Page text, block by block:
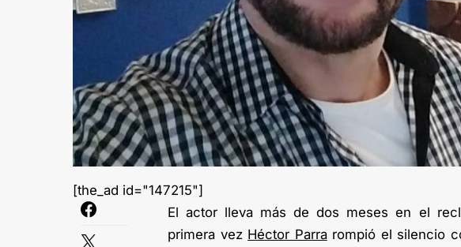
[the_ad id="147215"]
El actor lleva más de dos meses en el
primera vez Héctor Parrarompió el silencio